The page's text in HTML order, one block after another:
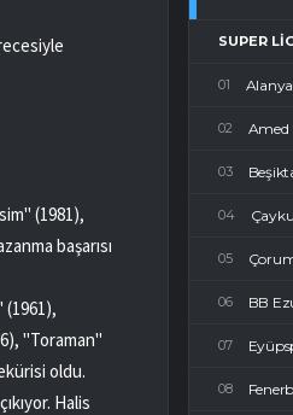
(1981),
başarısı
(1961),
"Toraman"
oldu.
Halis
SUPER
Amed
BB